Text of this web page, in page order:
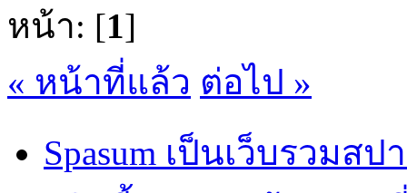
หน้า: [1]
« หน้าที่แล้ว ต่อไป »
Spasum เป็นเว็บรวม